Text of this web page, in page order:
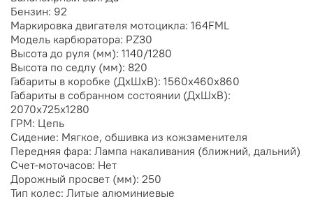
Бензин: 92
Маркировка двигателя мотоцикла: 164FML
Модель карбюратора: PZ30
Высота до руля (мм): 1140/1280
Высота по седлу (мм): 820
Габариты в коробке (ДхШхВ): 1560x460x860
Габариты в собранном состоянии (ДхШхВ):
2070x725x1280
ГРМ: Цепь
Сидение: Мягкое, обшивка из кожзаменителя
Передняя фара: Лампа накаливания (ближний, дальний)
Счет-моточасов: Нет
Дорожный просвет (мм): 250
Тип колес: Литые алюминиевые